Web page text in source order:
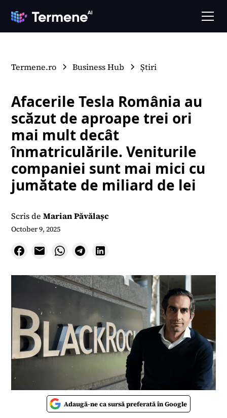
Termene.ro Business Hub Știri
Afacerile Tesla România au
scăzut de aproape trei ori
mai mult decât
înmatriculările. Veniturile
companiei sunt mai mici cu
jumătate de miliard de lei
Scris de Marian Păvălașc
October 9, 2025
Adaugă-ne ca sursă preferată în Google